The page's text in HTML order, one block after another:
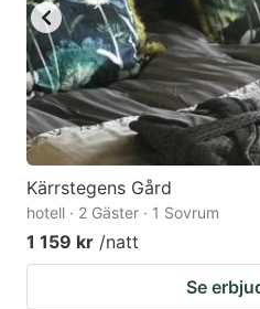
get
the
keyboard
shortcuts
for
changing
dates.
Kärrstegens Gård
hotell · 2 Gäster · 1 Sovrum
1 159 kr /natt
Se